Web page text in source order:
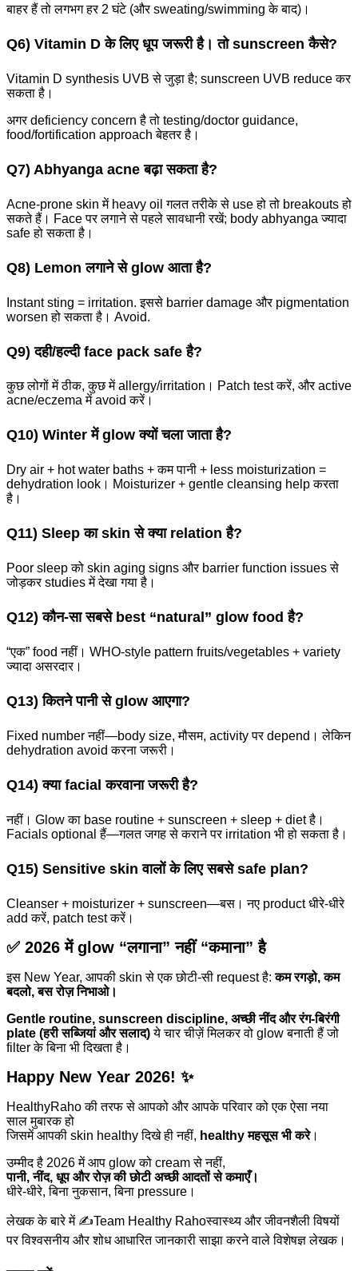
बाहर हैं तो लगभग हर 2 घंटे (और sweating/swimming के बाद)।
Q6) Vitamin D के लिए धूप जरूरी है। तो sunscreen कैसे?
Vitamin D synthesis UVB से जुड़ा है; sunscreen UVB reduce कर
सकता है।
अगर deficiency concern है तो testing/doctor guidance,
food/fortification approach बेहतर है।
Q7) Abhyanga acne बढ़ा सकता है?
Acne-prone skin में heavy oil गलत तरीके से use हो तो breakouts हो
सकते हैं। Face पर लगाने से पहले सावधानी रखें; body abhyanga ज्यादा
safe हो सकता है।
Q8) Lemon लगाने से glow आता है?
Instant sting = irritation. इससे barrier damage और pigmentation
worsen हो सकता है। Avoid.
Q9) दही/हल्दी face pack safe है?
कुछ लोगों में ठीक, कुछ में allergy/irritation। Patch test करें, और active
acne/eczema में avoid करें।
Q10) Winter में glow क्यों चला जाता है?
Dry air + hot water baths + कम पानी + less moisturization =
dehydration look। Moisturizer + gentle cleansing help करता
है।
Q11) Sleep का skin से क्या relation है?
Poor sleep को skin aging signs और barrier function issues से
जोड़कर studies में देखा गया है।
Q12) कौन-सा सबसे best “natural” glow food है?
“एक” food नहीं। WHO-style pattern fruits/vegetables + variety
ज्यादा असरदार।
Q13) कितने पानी से glow आएगा?
Fixed number नहीं—body size, मौसम, activity पर depend। लेकिन
dehydration avoid करना जरूरी।
Q14) क्या facial करवाना जरूरी है?
नहीं। Glow का base routine + sunscreen + sleep + diet है।
Facials optional हैं—गलत जगह से कराने पर irritation भी हो सकता है।
Q15) Sensitive skin वालों के लिए सबसे safe plan?
Cleanser + moisturizer + sunscreen—बस। नए product धीरे-धीरे
add करें, patch test करें।
✅ 2026 में glow “लगाना” नहीं “कमाना” है
इस New Year, आपकी skin से एक छोटी-सी request है:कम रगड़ो, कम
बदलो, बस रोज़ निभाओ।
Gentle routine, sunscreen discipline, अच्छी नींद और रंग-बिरंगी
plate (हरी सब्जियां और सलाद)ये चार चीज़ें मिलकर वो glow बनाती हैं जो
filter के बिना भी दिखता है।
Happy New Year 2026! ✨
HealthyRaho की तरफ से आपको और आपके परिवार को एक ऐसा नया
साल मुबारक हो
जिसमें आपकी skin healthy दिखे ही नहीं, healthy महसूस भी करे।
उम्मीद है 2026 में आप glow को cream से नहीं,
पानी, नींद, धूप और रोज़ की छोटी अच्छी आदतों से कमाएँ।
धीरे-धीरे, बिना नुकसान, बिना pressure।
लेखक के बारे में ✍️Team Healthy Rahoस्वास्थ्य और जीवनशैली विषयों
पर विश्वसनीय और शोध आधारित जानकारी साझा करने वाले विशेषज्ञ लेखक।